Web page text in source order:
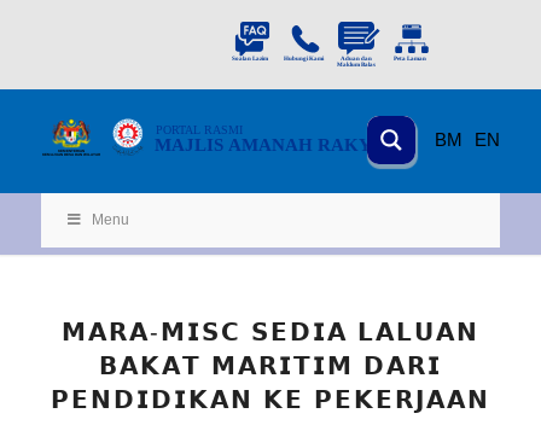
BM EN
MAJLIS AMANAH RAKYAT
PORTAL RASMI
KEMENTERIAN
KEMAJUAN DESA DAN WILA YAH
Menu
𝗠𝗔𝗥𝗔-𝗠𝗜𝗦𝗖 𝗦𝗘𝗗𝗜𝗔 𝗟𝗔𝗟𝗨𝗔𝗡
𝗕𝗔𝗞𝗔𝗧 𝗠𝗔𝗥𝗜𝗧𝗜𝗠 𝗗𝗔𝗥𝗜
𝗣𝗘𝗡𝗗𝗜𝗗𝗜𝗞𝗔𝗡 𝗞𝗘 𝗣𝗘𝗞𝗘𝗥𝗝𝗔𝗔𝗡